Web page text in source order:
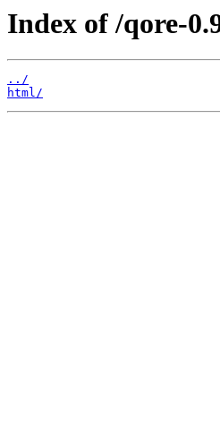
Index of /qore-
../
html/